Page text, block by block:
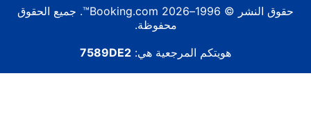
حقوق النشر © 1996–2026 Booking.com™. جميع الحقوق
محفوظة.
هويتكم المرجعية هي: 7589DE2